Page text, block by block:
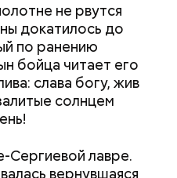
не рвутся
докатилось до
по ранению
бойца читает его
слава богу, жив
солнцем
Сергиевой лавре.
вернувшаяся